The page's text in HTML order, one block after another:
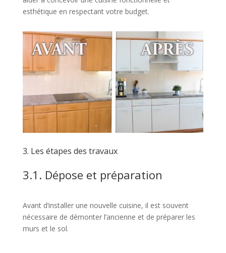
esthétique en respectant votre budget.
3. Les étapes des travaux
3.1. Dépose et préparation
Avant d’installer une nouvelle cuisine, il est souvent
nécessaire de démonter l’ancienne et de préparer les
murs et le sol.